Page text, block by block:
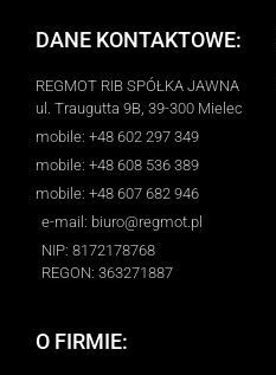
DANE KONTAKTOWE:
REGMOT RIB SPÓŁKA JAWNA
ul. Traugutta 9B, 39-300 Mielec
mobile: +48 602 297 349
mobile: +48 608 536 389
mobile: +48 607 682 946
e-mail: biuro@regmot.pl
NIP: 8172178768
REGON: 363271887
O FIRMIE: